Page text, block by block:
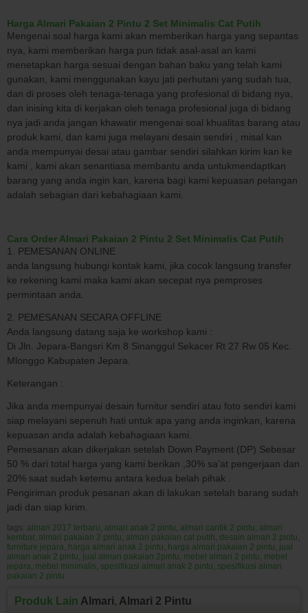
Harga Almari Pakaian 2 Pintu 2 Set Minimalis Cat Putih
Mengenai soal harga kami akan memberikan harga yang sepantas
nya, kami memberikan harga pun tidak asal-asal an kami
menetapkan harga sesuai dengan bahan baku yang telah kami
gunakan, kami menggunakan kayu jati perhutani yang sudah tua,
dan di proses oleh tenaga-tenaga yang profesional di bidang nya,
dan inising kita di kerjakan oleh tenaga profesional juga di bidang
nya jadi anda jangan khawatir mengenai soal khualitas barang atau
produk kami, dan kami juga melayani desain sendiri , misal kan
anda mempunyai desai atau gambar sendiri silahkan kirim kan ke
kami , kami akan senantiasa membantu anda untukmendaptkan
barang yang anda ingin kan, karena bagi kami kepuasan pelangan
adalah sebagian dari kebahagiaan kami.
Cara Order Almari Pakaian 2 Pintu 2 Set Minimalis Cat Putih
1. PEMESANAN ONLINE
anda langsung hubungi kontak kami, jika cocok langsung transfer
ke rekening kami maka kami akan secepat nya pemproses
permintaan anda.
2. PEMESANAN SECARA OFFLINE
Anda langsung datang saja ke workshop kami :
Di Jln. Jepara-Bangsri Km 8 Sinanggul Sekacer Rt 27 Rw 05 Kec.
Mlonggo Kabupaten Jepara.
Keterangan :
Jika anda mempunyai desain furnitur sendiri atau foto sendiri kami
siap melayani sepenuh hati untuk apa yang anda inginkan, karena
kepuasan anda adalah kebahagiaan kami.
Pemesanan akan dikerjakan setelah Down Payment (DP) Sebesar
50 % dari total harga yang kami berikan ,30% sa’at pengerjaan dan
20% saat sudah ketemu antara kedua belah pihak .
Pengiriman produk pesanan akan di lakukan setelah barang sudah
jadi dan siap kirim.
tags: almari 2017 terbaru, almari anak 2 pintu, almari cantik 2 pintu, almari
kembar, almari pakaian 2 pintu, almari pakaian cat putih, desain almari 2 pintu,
furniture jepara, harga almari anak 2 pintu, harga almari pakaian 2 pintu, jual
almari anak 2 pintu, jual almari pakaian 2pintu, mebel almari 2 pintu, mebel
jepara, mebel minimalis, spesifikasi almari anak 2 pintu, spesifikasi almari
pakaian 2 pintu
Produk Lain Almari, Almari 2 Pintu